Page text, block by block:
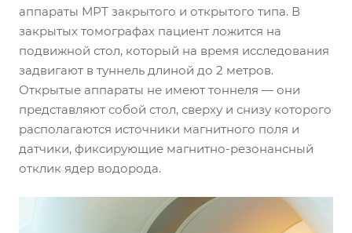
аппараты МРТ закрытого и открытого типа. В
закрытых томографах пациент ложится на
подвижной стол, который на время исследования
задвигают в туннель длиной до 2 метров.
Открытые аппараты не имеют тоннеля — они
представляют собой стол, сверху и снизу которого
располагаются источники магнитного поля и
датчики, фиксирующие магнитно-резонансный
отклик ядер водорода.